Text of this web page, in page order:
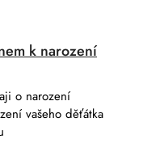
k narození
o narození
vašeho děťátka